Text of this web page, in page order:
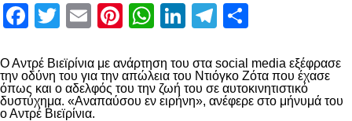
Facebook
Twitter
EmailPinterest
WhatsApp
LinkedIn
Telegram
Ο Αντρέ Βιεϊρίνια με ανάρτηση του στα social media εξέφρασε
την οδύνη του για την απώλεια του Ντιόγκο Ζότα που έχασε
όπως και ο αδελφός του την ζωή του σε αυτοκινητιστικό
δυστύχημα. «Αναπαύσου εν ειρήνη», ανέφερε στο μήνυμά του
ο Αντρέ Βιεϊρίνια.